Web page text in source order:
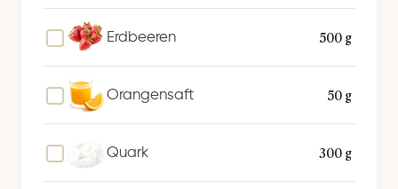
500 g
Erdbeeren
50 g
Orangensaft
300 g
Quark